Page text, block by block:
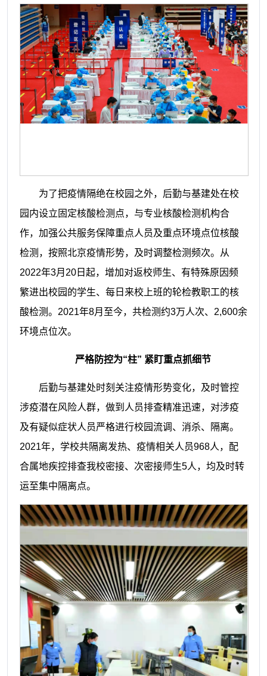
为了把疫情隔绝在校园之外，后勤与基建处在校
园内设立固定核酸检测点，与专业核酸检测机构合
作，加强公共服务保障重点人员及重点环境点位核酸
检测，按照北京疫情形势，及时调整检测频次。从
2022年3月20日起，增加对返校师生、有特殊原因频
繁进出校园的学生、每日来校上班的轮检教职工的核
酸检测。2021年8月至今，共检测约3万人次、2,600余
环境点位次。
严格防控为“柱” 紧盯重点抓细节
后勤与基建处时刻关注疫情形势变化，及时管控
涉疫潜在风险人群，做到人员排查精准迅速，对涉疫
及有疑似症状人员严格进行校园流调、消杀、隔离。
2021年，学校共隔离发热、疫情相关人员968人，配
合属地疾控排查我校密接、次密接师生5人，均及时转
运至集中隔离点。